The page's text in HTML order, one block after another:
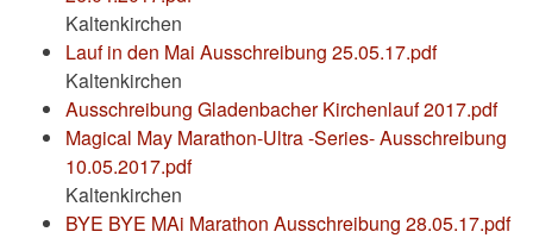
Kaltenkirchen
Lauf in den Mai Ausschreibung 25.05.17.pdf
Kaltenkirchen
Ausschreibung Gladenbacher Kirchenlauf 2017.pdf
Magical May Marathon-Ultra -Series- Ausschreibung
10.05.2017.pdf
Kaltenkirchen
BYE BYE MAi Marathon Ausschreibung 28.05.17.pdf